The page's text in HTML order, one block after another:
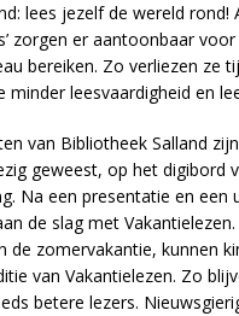
lees jezelf de wereld rond!
zorgen er aantoonbaar
bereiken. Zo verliezen ze
minder leesvaardigheid en
van Bibliotheek Salland
geweest, op het digibord
Na een presentatie en een
de slag met
de zomervakantie, kunnen
van Vakantielezen. Zo
betere lezers.